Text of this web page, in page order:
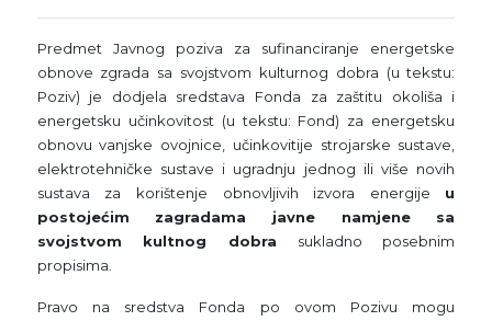
Predmet Javnog poziva za sufinanciranje energetske
obnove zgrada sa svojstvom kulturnog dobra (u tekstu:
Poziv) je dodjela sredstava Fonda za zaštitu okoliša i
energetsku učinkovitost (u tekstu: Fond) za energetsku
obnovu vanjske ovojnice, učinkovitije strojarske sustave,
elektrotehničke sustave i ugradnju jednog ili više novih
sustava za korištenje obnovljivih izvora energije u
postojećim zagradama javne namjene sa
svojstvom kultnog dobra sukladno posebnim
propisima.
Pravo na sredstva Fonda po ovom Pozivu mogu